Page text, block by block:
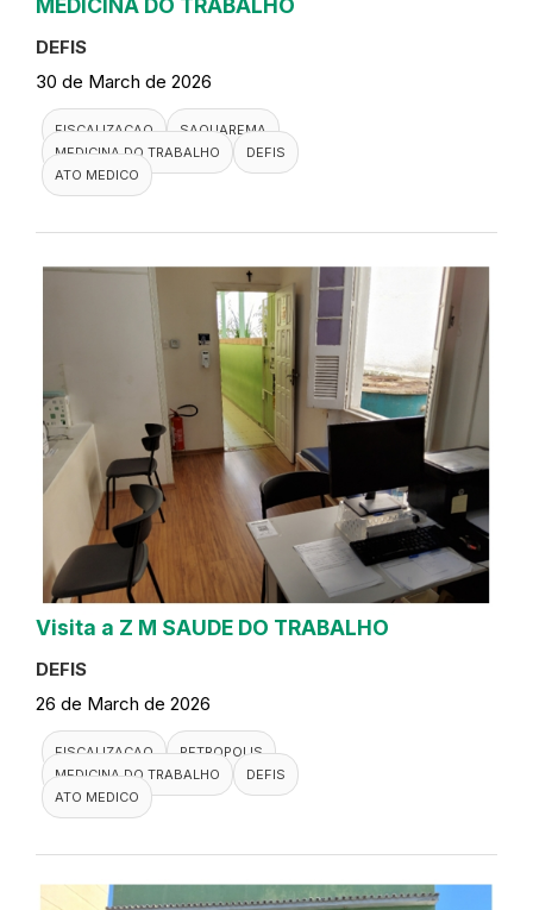
MEDICINA DO TRABALHO
DEFIS
30 de March de 2026
FISCALIZACAO
SAQUAREMA
MEDICINA DO TRABALHO
DEFIS
ATO MEDICO
Visita a Z M SAUDE DO TRABALHO
DEFIS
26 de March de 2026
FISCALIZACAO
PETROPOLIS
MEDICINA DO TRABALHO
DEFIS
ATO MEDICO